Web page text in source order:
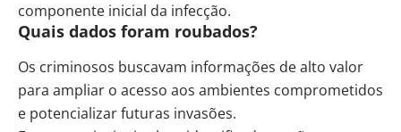
componente inicial da infecção.
Quais dados foram roubados?
Os criminosos buscavam informações de alto valor
para ampliar o acesso aos ambientes comprometidos
e potencializar futuras invasões.